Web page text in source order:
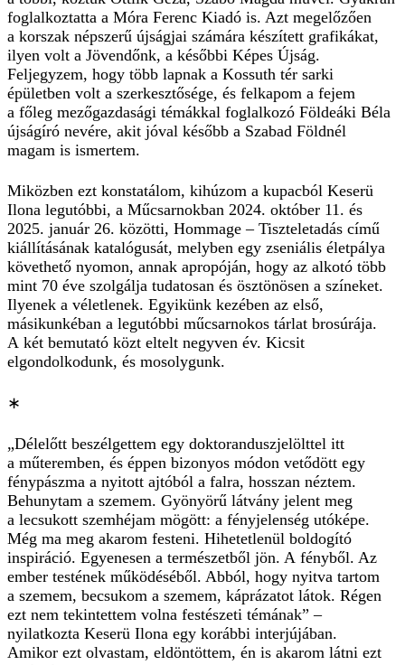
foglalkoztatta a Móra Ferenc Kiadó is. Azt megelőzően
a korszak népszerű újságjai számára készített grafikákat,
ilyen volt a Jövendőnk, a későbbi Képes Újság.
Feljegyzem, hogy több lapnak a Kossuth tér sarki
épületben volt a szerkesztősége, és felkapom a fejem
a főleg mezőgazdasági témákkal foglalkozó Földeáki Béla
újságíró nevére, akit jóval később a Szabad Földnél
magam is ismertem.
Miközben ezt konstatálom, kihúzom a kupacból Keserü
Ilona legutóbbi, a Műcsarnokban 2024. október 11. és
2025. január 26. közötti, Hommage – Tiszteletadás című
kiállításának katalógusát, melyben egy zseniális életpálya
követhető nyomon, annak apropóján, hogy az alkotó több
mint 70 éve szolgálja tudatosan és ösztönösen a színeket.
Ilyenek a véletlenek. Egyikünk kezében az első,
másikunkéban a legutóbbi műcsarnokos tárlat brosúrája.
A két bemutató közt eltelt negyven év. Kicsit
elgondolkodunk, és mosolygunk.
∗
„Délelőtt beszélgettem egy doktoranduszjelölttel itt
a műteremben, és éppen bizonyos módon vetődött egy
fénypászma a nyitott ajtóból a falra, hosszan néztem.
Behunytam a szemem. Gyönyörű látvány jelent meg
a lecsukott szemhéjam mögött: a fényjelenség utóképe.
Még ma meg akarom festeni. Hihetetlenül boldogító
inspiráció. Egyenesen a természetből jön. A fényből. Az
ember testének működéséből. Abból, hogy nyitva tartom
a szemem, becsukom a szemem, káprázatot látok. Régen
ezt nem tekintettem volna festészeti témának” –
nyilatkozta Keserü Ilona egy korábbi interjújában.
Amikor ezt olvastam, eldöntöttem, én is akarom látni ezt